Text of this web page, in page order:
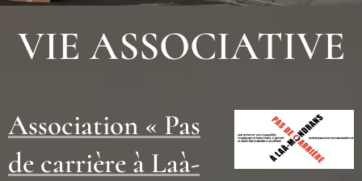
VIE ASSOCIATIVE
Association « Pas
de carrière à Laà-